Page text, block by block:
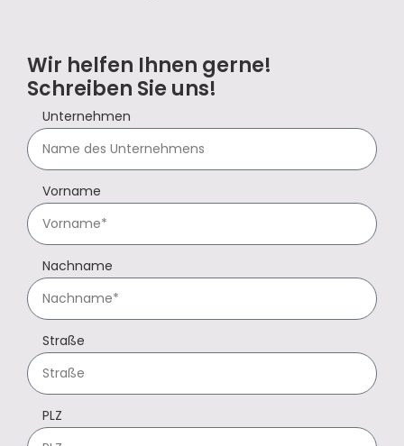
Wir helfen Ihnen gerne!
Schreiben Sie uns!
Unternehmen
Vorname
Nachname
Straße
PLZ